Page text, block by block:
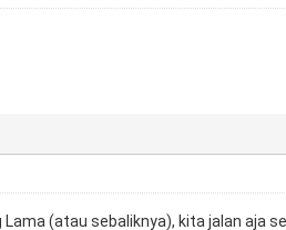
(atau sebaliknya), kita jalan aja